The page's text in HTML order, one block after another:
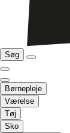
Søg
Børnepleje
Værelse
Tøj
Sko